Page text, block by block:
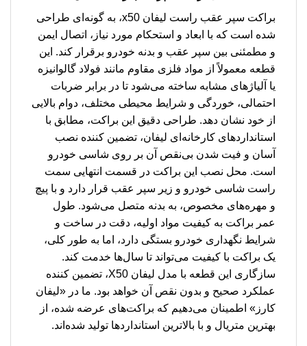
براکت سپر عقب راست لیفان x50، به گونه‌ای طراحی
شده است که با ابعاد و استحکام مورد نیاز، اتصال ایمن
و مطمئنی بین سپر عقب و بدنه خودرو برقرار کند. این
قطعه معمولاً از مواد فلزی مقاوم مانند فولاد گالوانیزه
یا آلیاژهای مشابه ساخته می‌شود تا در برابر ضربات
احتمالی، خوردگی و شرایط محیطی مختلف، دوام بالایی
از خود نشان دهد. طراحی دقیق این براکت، مطابق با
استانداردهای کارخانه‌ای لیفان، تضمین کننده نصب
آسان و فیت شدن بی‌نقص آن بر روی شاسی خودرو
است. محل نصب این براکت در قسمت انتهایی سمت
راست شاسی خودرو و زیر سپر عقب قرار دارد و با پیچ
و مهره‌های مخصوص، به بدنه متصل می‌شود. طول
عمر براکت به کیفیت مواد اولیه، دقت در ساخت و
شرایط نگهداری خودرو بستگی دارد، اما به طور کلی،
یک براکت با کیفیت می‌تواند تا سال‌ها خدمت کند.
سازگاری این قطعه با مدل لیفان X50، تضمین کننده
عملکرد صحیح و بدون نقص آن خواهد بود. ما در «لیفان
کارز» اطمینان می‌دهیم که براکت‌های عرضه شده، از
بهترین متریال و با بالاترین استانداردها تولید شده‌اند.